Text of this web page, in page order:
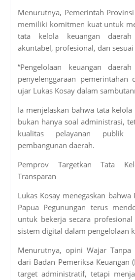
Menurutnya, Pemerintah
memiliki komitmen kuat untuk
tata kelola keuangan
akuntabel, profesional, dan
“Pengelolaan keuangan
penyelenggaraan pemerintahan
ujar Lukas Kosay dalam
Ia menjelaskan bahwa tata kelola
bukan hanya soal administrasi,
kualitas pelayanan publik
pembangunan daerah.
Pemprov Targetkan Tata
Transparan
Lukas Kosay menegaskan
Papua Pegunungan terus
untuk bekerja secara
sistem digital dalam pengelolaan
Menurutnya, opini Wajar Tanpa
dari Badan Pemeriksa Keuangan
target administratif, tetapi